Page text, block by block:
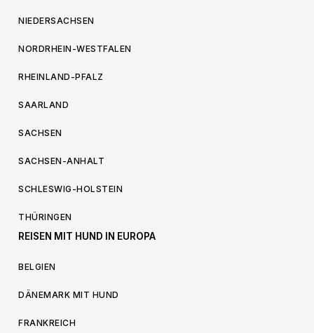
NIEDERSACHSEN
NORDRHEIN-WESTFALEN
RHEINLAND-PFALZ
SAARLAND
SACHSEN
SACHSEN-ANHALT
SCHLESWIG-HOLSTEIN
THÜRINGEN
REISEN MIT HUND IN EUROPA
BELGIEN
DÄNEMARK MIT HUND
FRANKREICH